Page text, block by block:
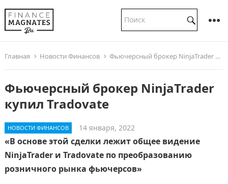
Главная Новости Финансов Фьючерсный брокер NinjaTrader купил Tradovate
Фьючерсный брокер NinjaTrader
купил Tradovate
НОВОСТИ ФИНАНСОВ 14 января, 2022
«В основе этой сделки лежит общее видение
NinjaTrader и Tradovate по преобразованию
розничного рынка фьючерсов»